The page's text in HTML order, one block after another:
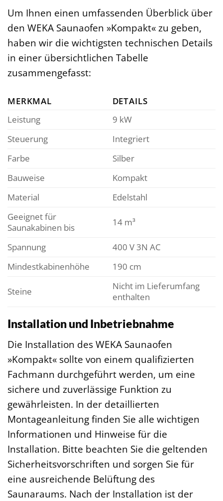
Um Ihnen einen umfassenden Überblick über
den WEKA Saunaofen »Kompakt« zu geben,
haben wir die wichtigsten technischen Details
in einer übersichtlichen Tabelle
zusammengefasst:
MERKMAL
DETAILS
Leistung
9 kW
Steuerung
Integriert
Farbe
Silber
Bauweise
Kompakt
Material
Edelstahl
Geeignet für
Saunakabinen bis
14 m³
Spannung
400 V 3N AC
Mindestkabinenhöhe
190 cm
Steine
Nicht im Lieferumfang
enthalten
Installation und Inbetriebnahme
Die Installation des WEKA Saunaofen
»Kompakt« sollte von einem qualifizierten
Fachmann durchgeführt werden, um eine
sichere und zuverlässige Funktion zu
gewährleisten. In der detaillierten
Montageanleitung finden Sie alle wichtigen
Informationen und Hinweise für die
Installation. Bitte beachten Sie die geltenden
Sicherheitsvorschriften und sorgen Sie für
eine ausreichende Belüftung des
Saunaraums. Nach der Installation ist der